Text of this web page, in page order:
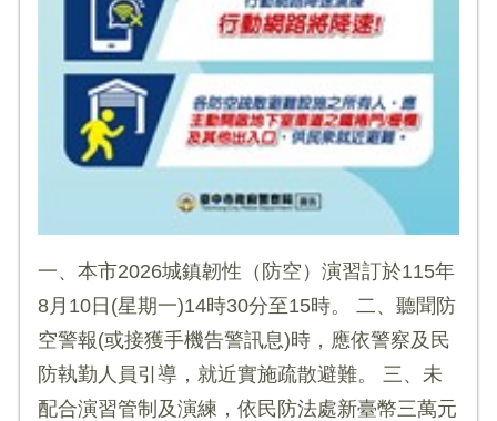
一、本市2026城鎮韌性（防空）演習訂於115年
8月10日(星期一)14時30分至15時。 二、聽聞防
空警報(或接獲手機告警訊息)時，應依警察及民
防執勤人員引導，就近實施疏散避難。 三、未
配合演習管制及演練，依民防法處新臺幣三萬元